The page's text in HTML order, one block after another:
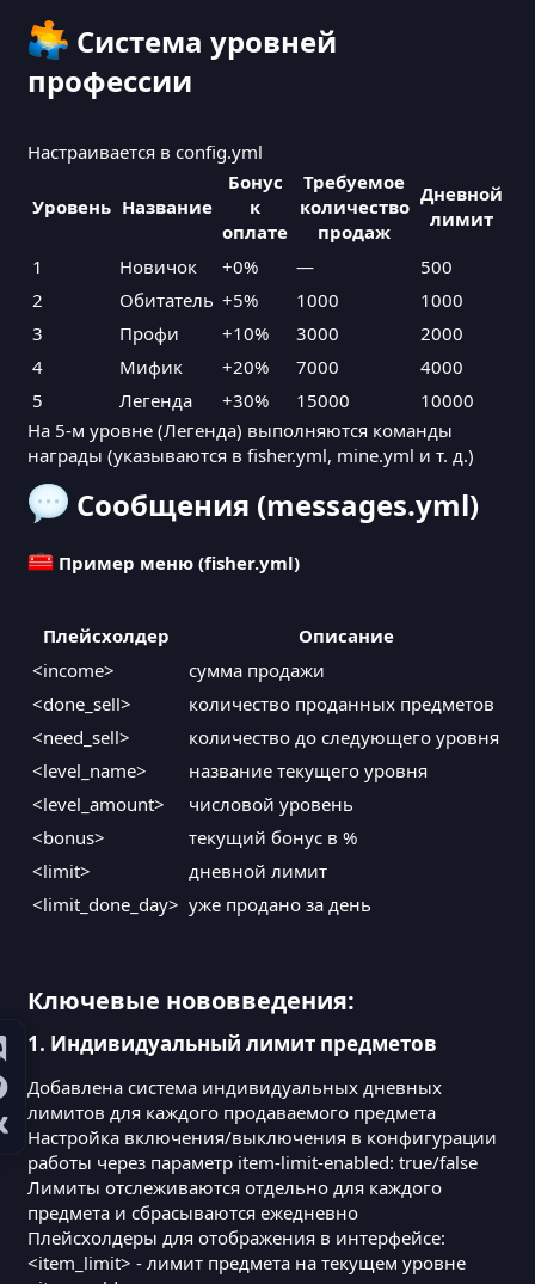
Система уровней
профессии
Настраивается в config.yml
Уровень Название
Бонус
к
оплате
Требуемое
количество
продаж
Дневной
лимит
1
Новичок +0% —
500
2
Обитатель +5% 1000
1000
3
Профи +10% 3000
2000
4
Мифик +20% 7000
4000
5
Легенда +30% 15000
10000
На 5-м уровне (Легенда) выполняются команды
награды (указываются в fisher.yml, mine.yml и т. д.)
Сообщения (messages.yml)
YAML:
sell-msg:
- '&7Продано предметов для след. уровня:
  - '&7Ваш уровень работы: <level_amount>'
  - '&7Ваша премия: <bonus>'
need-lvl: '&6Для взятия награды нужен 5 лвл'
no-items: '&6В вашем инвентаре нет этого предмета'
sell-lvl: '&6Чтобы скупить этот предмет нужен
[B]
Пример меню (fisher.yml)
YAML:
Menu:
  title: "&0Скупщик рыбаловных товаров"
  Items:
    info:
      name: "&6Информация"
      lore:
        - "&7Ваш уровень: <level_name>"
- "&7Лимит продаж предметов (за день):
- "&7Предметов до след. уровня:
        - "&7Бонус к цене <bonus>%"
      material: WRITABLE_BOOK
      name: "&6Награда"
        - "&7Достигните 5 уровня и"
      material: CRAFTING_TABLE
      model-data: 10001
      slot: 5
      enchant: true
      need-lvl: 5
      reward-cmd:
        - "give %player% diamond 3"
    seller-items:
      item_1:
Плейсхолдер
Описание
<income>
сумма продажи
<done_sell>
количество проданных предметов
<need_sell>
количество до следующего уровня
<level_name>
название текущего уровня
<level_amount>
числовой уровень
<bonus>
текущий бонус в %
<limit>
дневной лимит
<limit_done_day> уже продано за день
Ключевые нововведения:
1. Индивидуальный лимит предметов
Добавлена система индивидуальных дневных
лимитов для каждого продаваемого предмета
Настройка включения/выключения в конфигурации
работы через параметр item-limit-enabled: true/false
Лимиты отслеживаются отдельно для каждого
предмета и сбрасываются ежедневно
Плейсхолдеры для отображения в интерфейсе:
<item_limit> - лимит предмета на текущем уровне